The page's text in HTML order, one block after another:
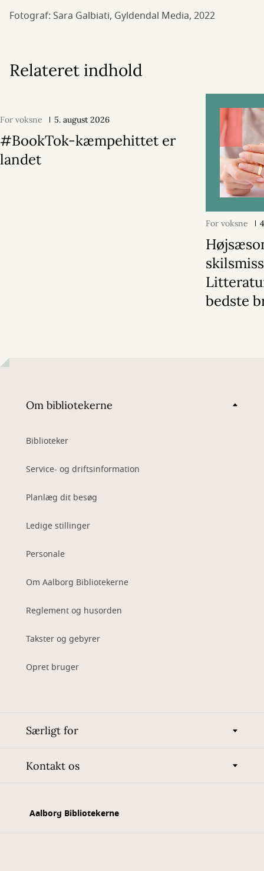
Fotograf: Sara Galbiati, Gyldendal Media, 2022
Relateret indhold
For voksne 5. august 2026
#BookTok-kæmpehittet er
landet
For voksne
bedste
Om bibliotekerne
Biblioteker
Service- og driftsinformation
Planlæg dit besøg
Ledige stillinger
Personale
Om Aalborg Bibliotekerne
Reglement og husorden
Takster og gebyrer
Opret bruger
Særligt for
Kontakt os
Aalborg Bibliotekerne